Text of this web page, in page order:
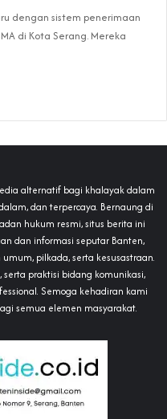
dengan sistem penerimaan
di Kota Serang. Mereka
alternatif bagi khalayak dalam
dan terpercaya. Bernaung di
hukum resmi, situs berita ini
dan informasi seputar Banten,
pilkada, serta kesusastraan.
praktisi bidang komunikasi,
Semoga kehadiran kami
semua elemen masyarakat.